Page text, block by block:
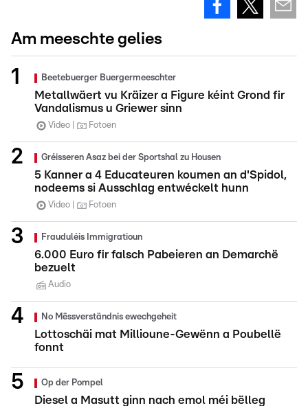
Am meeschte gelies
Beetebuerger Buergermeeschter
Metallwäert vu Kräizer a Figure kéint Grond fir
Vandalismus u Griewer sinn
Video Fotoen
Gréisseren Asaz bei der Sportshal zu Housen
5 Kanner a 4 Educateuren koumen an d'Spidol,
nodeems si Ausschlag entwéckelt hunn
Video Fotoen
Frauduléis Immigratioun
6.000 Euro fir falsch Pabeieren an Demarchë
bezuelt
Audio
No Mëssverständnis ewechgeheit
Lottoschäi mat Millioune-Gewënn a Poubellë
fonnt
Op der Pompel
Diesel a Masutt ginn nach emol méi bëlleg